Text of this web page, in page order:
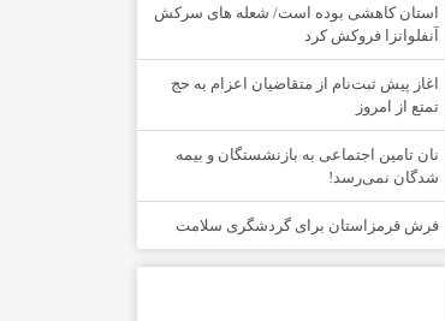
استان کاهشی بوده است/ شعله های سرکش
آنفلوانزا فروکش کرد
اغاز پیش ثبت‌نام از متقاضیان اعزام به حج
تمتع از امروز
نان تامین اجتماعی به بازنشستگان و بیمه
شدگان نمی‌رسد!
فرش قرمزاستان برای گردشگری سلامت